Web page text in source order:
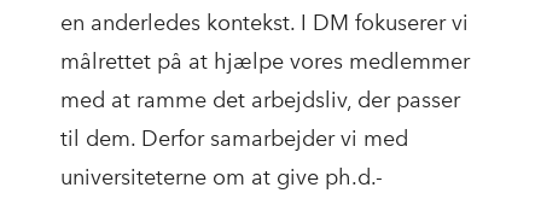
en anderledes kontekst. I DM fokuserer vi
målrettet på at hjælpe vores medlemmer
med at ramme det arbejdsliv, der passer
til dem. Derfor samarbejder vi med
universiteterne om at give ph.d.-